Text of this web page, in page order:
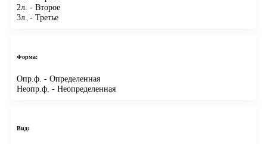
2л. - Второе
3л. - Третье
Форма:
Опр.ф. - Определенная
Неопр.ф. - Неопределенная
Вид: